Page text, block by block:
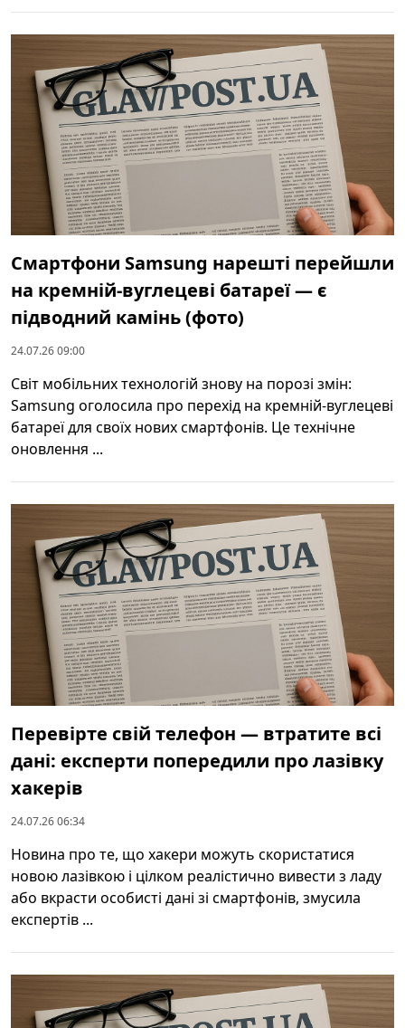
Смартфони Samsung нарешті перейшли
на кремній‑вуглецеві батареї — є
підводний камінь (фото)
24.07.26 09:00
Світ мобільних технологій знову на порозі змін:
Samsung оголосила про перехід на кремній‑вуглецеві
батареї для своїх нових смартфонів. Це технічне
оновлення ...
Перевірте свій телефон — втратите всі
дані: експерти попередили про лазівку
хакерів
24.07.26 06:34
Новина про те, що хакери можуть скористатися
новою лазівкою і цілком реалістично вивести з ладу
або вкрасти особисті дані зі смартфонів, змусила
експертів ...